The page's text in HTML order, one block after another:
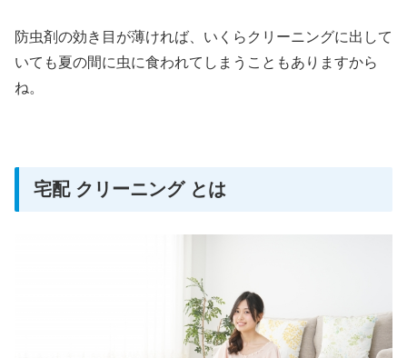
防虫剤の効き目が薄ければ、いくらクリーニングに出して
いても夏の間に虫に食われてしまうこともありますから
ね。
宅配 クリーニング とは